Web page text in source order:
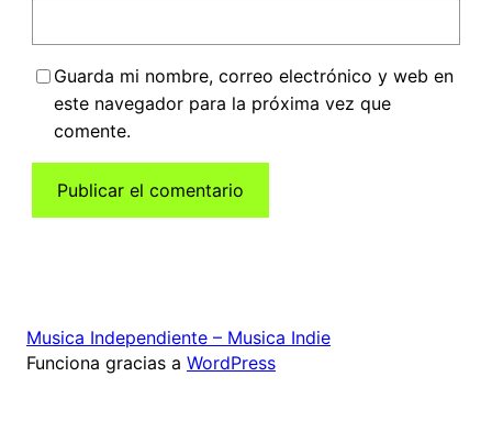
Guarda mi nombre, correo electrónico y web en
este navegador para la próxima vez que
comente.
Musica Independiente – Musica Indie
Funciona gracias a WordPress